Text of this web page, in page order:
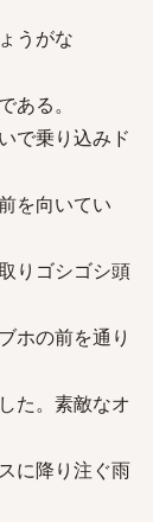
うがな
ある。
で乗り込みド
を向いてい
りゴシゴシ頭
ホの前を通り
た。素敵なオ
に降り注ぐ雨